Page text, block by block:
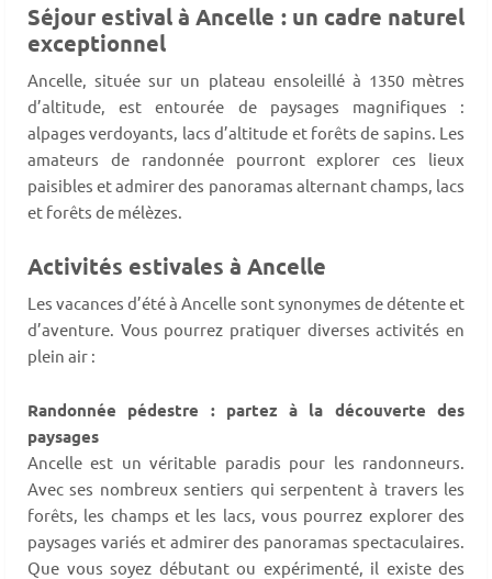
Séjour estival à Ancelle : un cadre naturel
exceptionnel
Ancelle, située sur un plateau ensoleillé à 1350 mètres
d’altitude, est entourée de paysages magnifiques :
alpages verdoyants, lacs d’altitude et forêts de sapins. Les
amateurs de randonnée pourront explorer ces lieux
paisibles et admirer des panoramas alternant champs, lacs
et forêts de mélèzes.
Activités estivales à Ancelle
Les vacances d’été à Ancelle sont synonymes de détente et
d’aventure. Vous pourrez pratiquer diverses activités en
plein air :
Randonnée pédestre : partez à la découverte des
paysages
Ancelle est un véritable paradis pour les randonneurs.
Avec ses nombreux sentiers qui serpentent à travers les
forêts, les champs et les lacs, vous pourrez explorer des
paysages variés et admirer des panoramas spectaculaires.
Que vous soyez débutant ou expérimenté, il existe des